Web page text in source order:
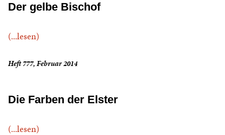
Der gelbe Bischof
(...lesen)
Heft 777, Februar 2014
Die Farben der Elster
(...lesen)